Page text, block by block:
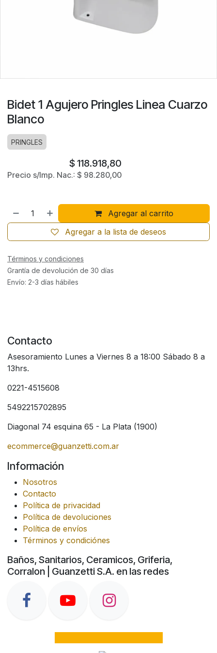
Bidet 1 Agujero Pringles Linea Cuarzo
Blanco
PRINGLES
$ 118.918,80
Precio s/Imp. Nac.: $ 98.280,00
Agregar al carrito
Agregar a la lista de deseos
Términos y condiciones
Grantía de devolución de 30 días
Envío: 2-3 días hábiles
Contacto
Asesoramiento Lunes a Viernes 8 a 18:00 Sábado 8 a
13hrs.
0221-4515608
5492215702895
Diagonal 74 esquina 65 - La Plata (1900)
ecommerce@guanzetti.com.ar
Información
Nosotros
Contacto
Política de privacidad
Política de devoluciones
Política de envíos
Términos y condiciónes
Baños, Sanitarios, Ceramicos, Griferia,
Corralon | Guanzetti S.A. en las redes